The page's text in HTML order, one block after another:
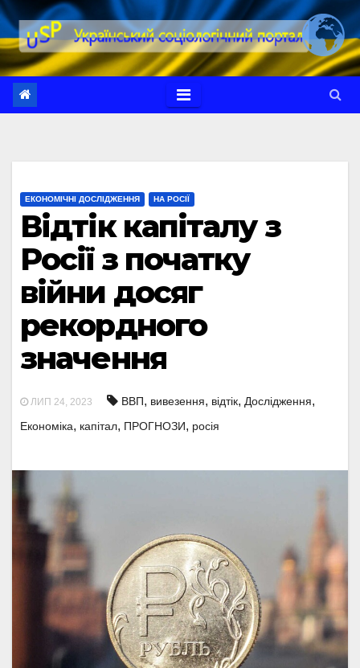
Перейти
до
вмісту
ЕКОНОМІЧНІ ДОСЛІДЖЕННЯ НА РОСІЇ
Відтік капіталу з
Росії з початку
війни досяг
рекордного
значення
ЛИП 24, 2023 ВВП, вивезення, відтік, Дослідження,
Економіка, капітал, ПРОГНОЗИ, росія